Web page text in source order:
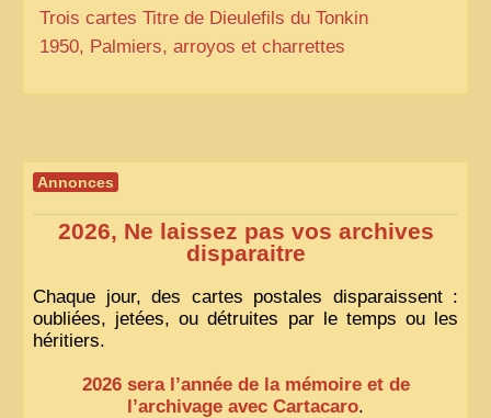
Trois cartes Titre de Dieulefils du Tonkin
1950, Palmiers, arroyos et charrettes
Annonces
2026, Ne laissez pas vos archives
disparaitre
Chaque jour, des cartes postales disparaissent :
oubliées, jetées, ou détruites par le temps ou les
héritiers.
2026 sera l’année de la mémoire et de
l’archivage avec Cartacaro.